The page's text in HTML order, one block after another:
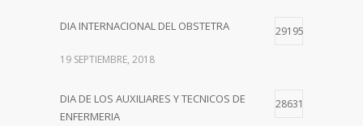
DIA INTERNACIONAL DEL OBSTETRA 29195
19 SEPTIEMBRE, 2018
DIA DE LOS AUXILIARES Y TECNICOS DE
ENFERMERIA
28631